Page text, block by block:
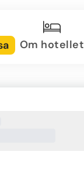
Om hotellet